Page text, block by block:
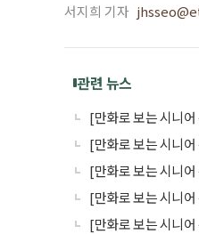
서지희 기자
관련 뉴스
[만화로 보는 시니
[만화로 보는 시니
[만화로 보는 시니
[만화로 보는 시니어
[만화로 보는 시니